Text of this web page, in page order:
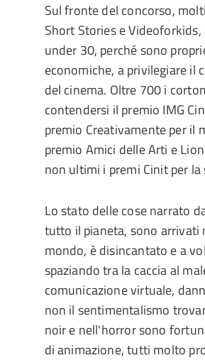
Sul fronte del concorso,
Short Stories e
under 30, perché sono
economiche, a privilegiare il
del cinema. Oltre 700 i
contendersi il premio IMG
premio Creativamente per il
premio Amici delle Arti e
non ultimi i premi Cinit per
Lo stato delle cose narrato
tutto il pianeta, sono arrivati
mondo, è disincantato e a
spaziando tra la caccia al
comunicazione virtuale,
non il sentimentalismo
noir e nell'horror sono
di animazione, tutti molto